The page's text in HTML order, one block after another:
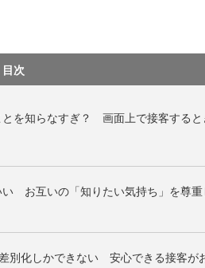
目次
とを知らなすぎ？ 画面上で接客する
お互いの「知りたい気持ち」を尊重
別化しかできない 安心できる接客が